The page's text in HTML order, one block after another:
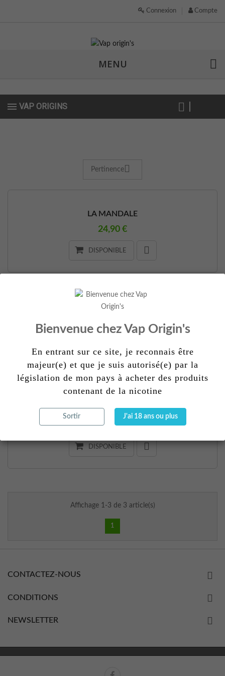
Compte
Connexion
MENU
VAP ORIGINS
Pertinence
LA MANDALE
24,90 €
DISPONIBLE
RAPIDCANASSON
24,90 €
DISPONIBLE
SORS TES COUVERTS
24,90 €
DISPONIBLE
Affichage 1-3 de 3 article(s)
1
CONTACTEZ-NOUS
CONDITIONS
NEWSLETTER
Bienvenue chez Vap Origin's
En entrant sur ce site, je reconnais être
majeur(e) et que je suis autorisé(e) par la
législation de mon pays à acheter des produits
contenant de la nicotine
Sortir J'ai 18 ans ou plus